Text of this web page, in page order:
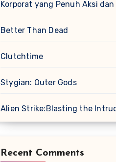
Korporat yang Penuh Aksi
Better Than Dead
Clutchtime
Stygian: Outer Gods
Alien Strike:Blasting the
Recent Comments